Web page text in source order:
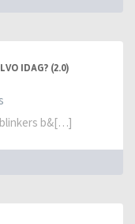
IDAG? (2.0)
b&[…]